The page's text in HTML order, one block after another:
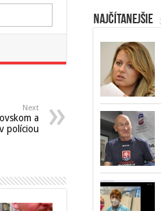
Next
a
políciou
Najčítanejšie